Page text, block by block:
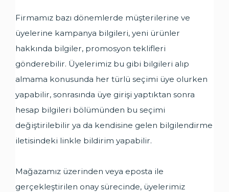
Firmamız bazı dönemlerde müşterilerine ve
üyelerine kampanya bilgileri, yeni ürünler
hakkında bilgiler, promosyon teklifleri
gönderebilir. Üyelerimiz bu gibi bilgileri alıp
almama konusunda her türlü seçimi üye olurken
yapabilir, sonrasında üye girişi yaptıktan sonra
hesap bilgileri bölümünden bu seçimi
değiştirilebilir ya da kendisine gelen bilgilendirme
iletisindeki linkle bildirim yapabilir.
Mağazamız üzerinden veya eposta ile
gerçekleştirilen onay sürecinde, üyelerimiz